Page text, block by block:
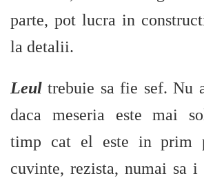
parte, pot lucra in
la detalii.
Leultrebuie sa fie sef. Nu
daca meseria este mai
timp cat el este in prim
cuvinte, rezista, numai sa i